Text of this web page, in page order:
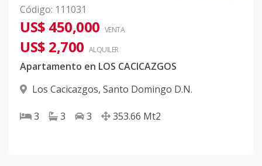
Código: 111031
US$ 450,000 VENTA
US$ 2,700 ALQUILER
Apartamento en LOS CACICAZGOS
Los Cacicazgos, Santo Domingo D.N.
3 3 3 353.66 Mt2